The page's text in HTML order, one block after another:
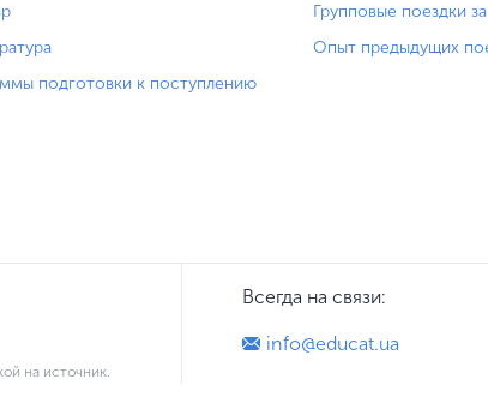
подготовки к поступлению
Групповые поездки
Опыт предыдущих
на источник.
Всегда на связи:
info@educat.ua